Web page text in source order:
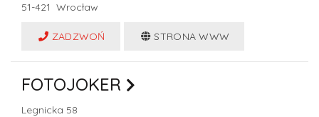
51-421 Wrocław
ZADZWOŃ STRONA WWW
FOTOJOKER
Legnicka 58